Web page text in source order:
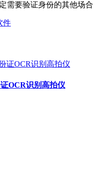
需要验证身份的其他场合
件
OCR识别高拍仪